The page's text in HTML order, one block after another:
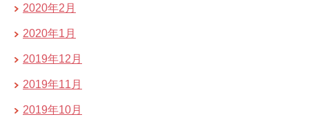
2020年2月
2020年1月
2019年12月
2019年11月
2019年10月